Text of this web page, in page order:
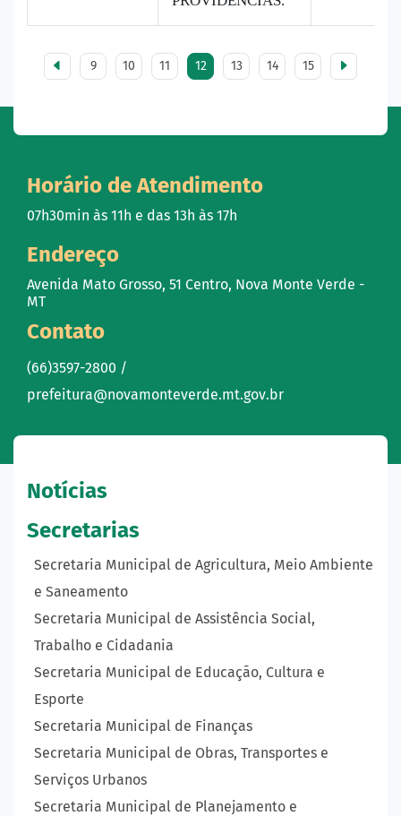
9 10 11 12 13 14 15
Horário de Atendimento
07h30min às 11h e das 13h às 17h
Endereço
Avenida Mato Grosso, 51 Centro, Nova Monte Verde -
MT
Contato
(66)3597-2800 /
prefeitura@novamonteverde.mt.gov.br
Notícias
Secretarias
Secretaria Municipal de Agricultura, Meio Ambiente
e Saneamento
Secretaria Municipal de Assistência Social,
Trabalho e Cidadania
Secretaria Municipal de Educação, Cultura e
Esporte
Secretaria Municipal de Finanças
Secretaria Municipal de Obras, Transportes e
Serviços Urbanos
Secretaria Municipal de Planejamento e